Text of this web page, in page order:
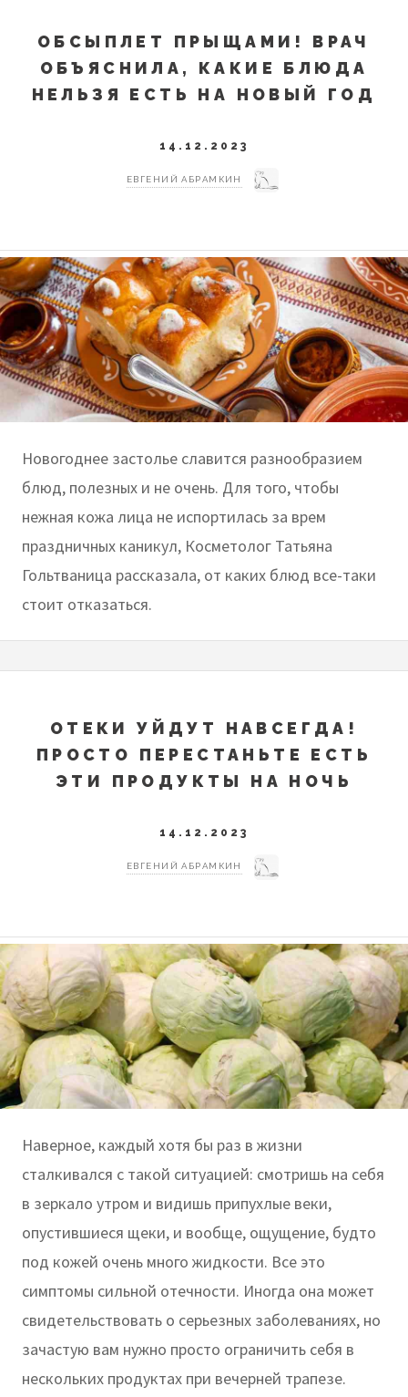
ОБСЫПЛЕТ ПРЫЩАМИ! ВРАЧ
ОБЪЯСНИЛА, КАКИЕ БЛЮДА
НЕЛЬЗЯ ЕСТЬ НА НОВЫЙ ГОД
14.12.2023
ЕВГЕНИЙ АБРАМКИН
Новогоднее застолье славится разнообразием
блюд, полезных и не очень. Для того, чтобы
нежная кожа лица не испортилась за врем
праздничных каникул, Косметолог Татьяна
Гольтваница рассказала, от каких блюд все-таки
стоит отказаться.
ОТЕКИ УЙДУТ НАВСЕГДА!
ПРОСТО ПЕРЕСТАНЬТЕ ЕСТЬ
ЭТИ ПРОДУКТЫ НА НОЧЬ
14.12.2023
ЕВГЕНИЙ АБРАМКИН
Наверное, каждый хотя бы раз в жизни
сталкивался с такой ситуацией: смотришь на себя
в зеркало утром и видишь припухлые веки,
опустившиеся щеки, и вообще, ощущение, будто
под кожей очень много жидкости. Все это
симптомы сильной отечности. Иногда она может
свидетельствовать о серьезных заболеваниях, но
зачастую вам нужно просто ограничить себя в
нескольких продуктах при вечерней трапезе.